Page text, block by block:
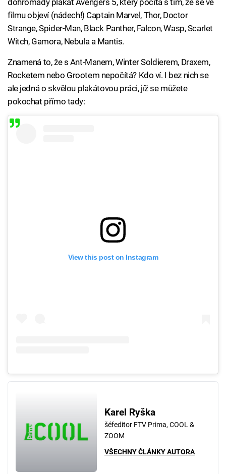
dohromady plakát Avengers 5, který počítá s tím, že se ve
filmu objeví (nádech!) Captain Marvel, Thor, Doctor
Strange, Spider-Man, Black Panther, Falcon, Wasp, Scarlet
Witch, Gamora, Nebula a Mantis.
Znamená to, že s Ant-Manem, Winter Soldierem, Draxem,
Rocketem nebo Grootem nepočítá? Kdo ví. I bez nich se
ale jedná o skvělou plakátovou práci, jíž se můžete
pokochat přímo tady:
View this post on Instagram
Karel Ryška
šéfeditor FTV Prima, COOL &
ZOOM
VŠECHNY ČLÁNKY AUTORA